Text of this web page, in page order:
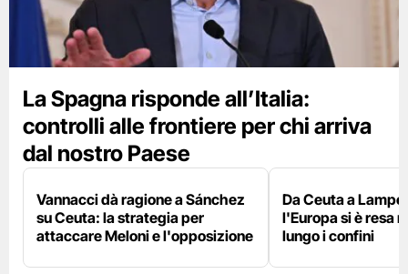
La Spagna risponde all’Italia:
controlli alle frontiere per chi arriva
dal nostro Paese
Vannacci dà ragione a Sánchez
su Ceuta: la strategia per
attaccare Meloni e l'opposizione
Da Ceuta a
l'Europa si è resa
lungo i confini